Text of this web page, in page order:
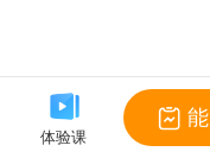
体验课